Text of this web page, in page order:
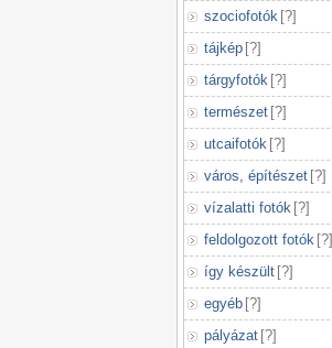
szociofotók [?]
tájkép [?]
tárgyfotók [?]
természet [?]
utcaifotók [?]
város, építészet [?]
vízalatti fotók [?]
feldolgozott fotók [?]
így készült [?]
egyéb [?]
pályázat [?]